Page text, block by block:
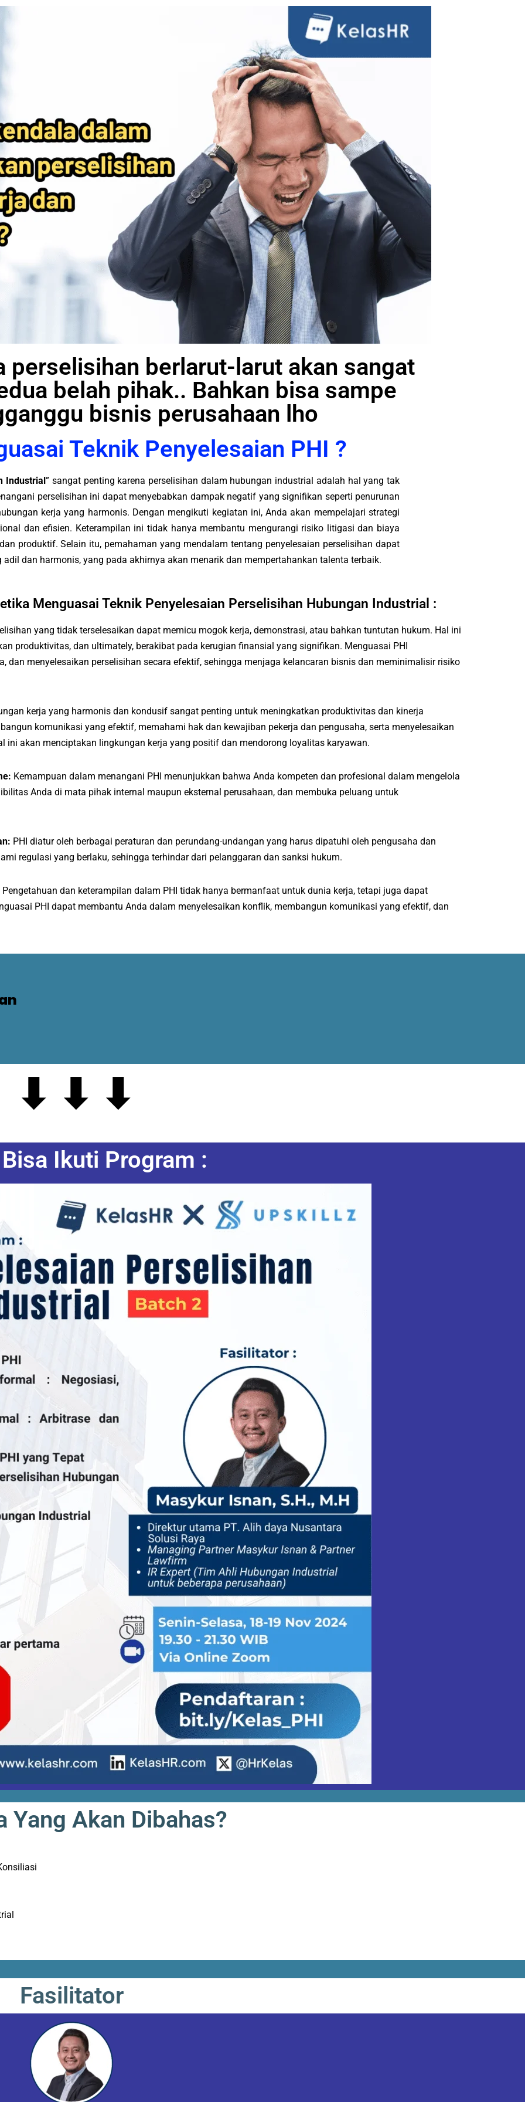
perselisihan berlarut-larut akan sangat
belah pihak.. Bahkan bisa sampe
bisnis perusahaan lho
Teknik Penyelesaian PHI ?
Industrial” sangat penting karena perselisihan dalam hubungan industrial adalah hal yang tak
perselisihan ini dapat menyebabkan dampak negatif yang signifikan seperti penurunan
kerja yang harmonis. Dengan mengikuti kegiatan ini, Anda akan mempelajari strategi
dan efisien. Keterampilan ini tidak hanya membantu mengurangi risiko litigasi dan biaya
produktif. Selain itu, pemahaman yang mendalam tentang penyelesaian perselisihan dapat
dan harmonis, yang pada akhirnya akan menarik dan mempertahankan talenta terbaik.
Menguasai Teknik Penyelesaian Perselisihan Hubungan Industrial :
yang tidak terselesaikan dapat memicu mogok kerja, demonstrasi, atau bahkan tuntutan hukum. Hal ini
produktivitas, dan ultimately, berakibat pada kerugian finansial yang signifikan. Menguasai PHI
dan menyelesaikan perselisihan secara efektif, sehingga menjaga kelancaran bisnis dan meminimalisir risiko
kerja yang harmonis dan kondusif sangat penting untuk meningkatkan produktivitas dan kinerja
komunikasi yang efektif, memahami hak dan kewajiban pekerja dan pengusaha, serta menyelesaikan
ini akan menciptakan lingkungan kerja yang positif dan mendorong loyalitas karyawan.
Kemampuan dalam menangani PHI menunjukkan bahwa Anda kompeten dan profesional dalam mengelola
Anda di mata pihak internal maupun eksternal perusahaan, dan membuka peluang untuk
PHI diatur oleh berbagai peraturan dan perundang-undangan yang harus dipatuhi oleh pengusaha dan
regulasi yang berlaku, sehingga terhindar dari pelanggaran dan sanksi hukum.
Pengetahuan dan keterampilan dalam PHI tidak hanya bermanfaat untuk dunia kerja, tetapi juga dapat
PHI dapat membantu Anda dalam menyelesaikan konflik, membangun komunikasi yang efektif, dan
⬇ ⬇ ⬇
Ikuti Program :
Yang Akan Dibahas?
Fasilitator